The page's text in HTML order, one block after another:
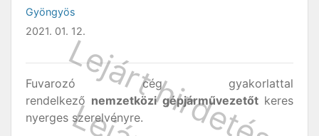
Gyöngyös
2021. 01. 12.
Fuvarozó cég gyakorlattal
rendelkező nemzetközi gépjárművezetőt keres
nyerges szerelvényre.